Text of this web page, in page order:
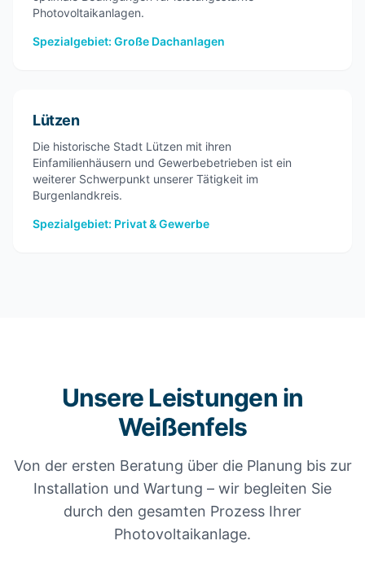
Photovoltaikanlagen.
Spezialgebiet: Große Dachanlagen
Lützen
Die historische Stadt Lützen mit ihren
Einfamilienhäusern und Gewerbebetrieben ist ein
weiterer Schwerpunkt unserer Tätigkeit im
Burgenlandkreis.
Spezialgebiet: Privat & Gewerbe
Unsere Leistungen in
Weißenfels
Von der ersten Beratung über die Planung bis zur
Installation und Wartung – wir begleiten Sie
durch den gesamten Prozess Ihrer
Photovoltaikanlage.